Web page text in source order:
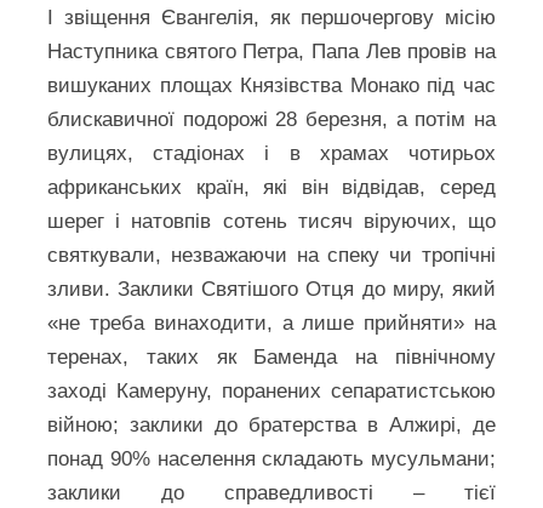
І звіщення Євангелія, як першочергову місію
Наступника святого Петра, Папа Лев провів на
вишуканих площах Князівства Монако під час
блискавичної подорожі 28 березня, а потім на
вулицях, стадіонах і в храмах чотирьох
африканських країн, які він відвідав, серед
шерег і натовпів сотень тисяч віруючих, що
святкували, незважаючи на спеку чи тропічні
зливи. Заклики Святішого Отця до миру, який
«не треба винаходити, а лише прийняти» на
теренах, таких як Баменда на північному
заході Камеруну, поранених сепаратистською
війною; заклики до братерства в Алжирі, де
понад 90% населення складають мусульмани;
заклики до справедливості – тієї